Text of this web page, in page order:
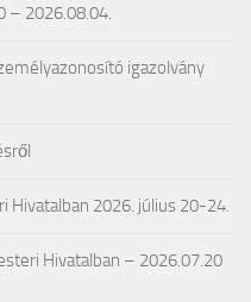
– 2026.08.04.
igazolvány
Hivatalban 2026. július 20-24.
Hivatalban – 2026.07.20